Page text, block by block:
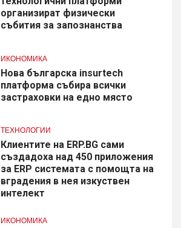
организират физически
събития за запознанства
ИКОНОМИКА
Нова българска insurtech
платформа събира всички
застраховки на едно място
ТЕХНОЛОГИИ
Клиентите на ERP.BG сами
създадоха над 450 приложения
за ERP системата с помощта на
вградения в нея изкуствен
интелект
ИКОНОМИКА